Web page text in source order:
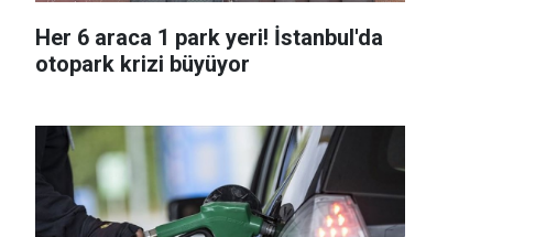
Her 6 araca 1 park yeri! İstanbul'da
otopark krizi büyüyor